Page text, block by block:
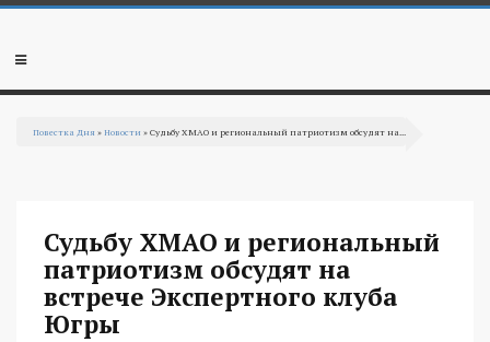
Перейти к основному содержанию
Мобильное
Повестка Дня »Новости » Судьбу ХМАО и региональный патриотизм обсудят на...
Судьбу ХМАО и региональный
патриотизм обсудят на
встрече Экспертного клуба
Югры